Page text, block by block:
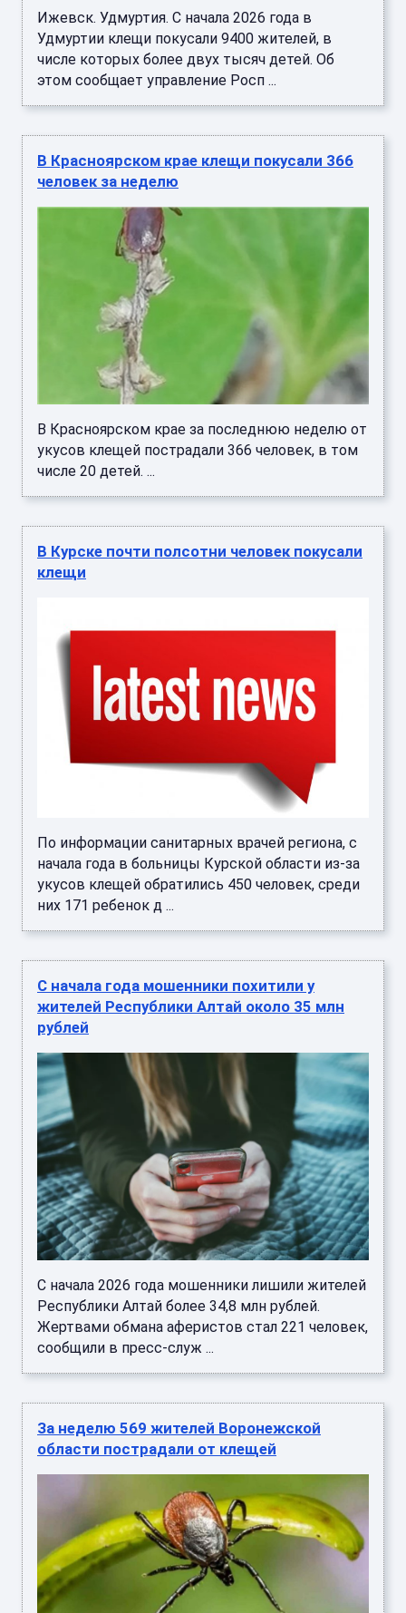
Ижевск. Удмуртия. С начала 2026 года в
Удмуртии клещи покусали 9400 жителей, в
числе которых более двух тысяч детей. Об
этом сообщает управление Росп ...
В Красноярском крае клещи покусали 366
человек за неделю
В Красноярском крае за последнюю неделю от
укусов клещей пострадали 366 человек, в том
числе 20 детей. ...
В Курске почти полсотни человек покусали
клещи
По информации санитарных врачей региона, с
начала года в больницы Курской области из-за
укусов клещей обратились 450 человек, среди
них 171 ребенок д ...
С начала года мошенники похитили у
жителей Республики Алтай около 35 млн
рублей
С начала 2026 года мошенники лишили жителей
Республики Алтай более 34,8 млн рублей.
Жертвами обмана аферистов стал 221 человек,
сообщили в пресс-служ ...
За неделю 569 жителей Воронежской
области пострадали от клещей